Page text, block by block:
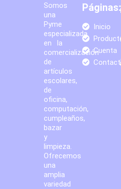
Somos
una
Pyme
especializada
en la
comercialización
de
artículos
escolares,
de
oficina,
computación,
cumpleaños,
bazar
y
limpieza.
Ofrecemos
una
amplia
variedad
Páginas:
Inicio
Cuenta